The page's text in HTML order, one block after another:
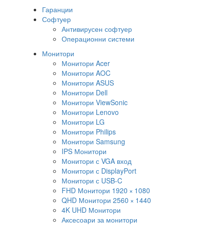
Гаранции
Софтуер
Антивирусен софтуер
Операционни системи
Монитори
Монитори Acer
Монитори AOC
Монитори ASUS
Монитори Dell
Монитори ViewSonic
Монитори Lenovo
Монитори LG
Монитори Philips
Монитори Samsung
IPS Монитори
Монитори с VGA вход
Монитори с DisplayPort
Монитори с USB-C
FHD Монитори 1920 × 1080
QHD Монитори 2560 × 1440
4K UHD Монитори
Аксесоари за монитори